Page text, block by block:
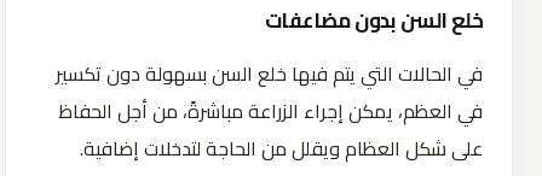
خلع السن بدون مضاعفات
في الحالات التي يتم فيها خلع السن بسهولة دون تكسير
في العظم، يمكن إجراء الزراعة مباشرةً، من أجل الحفاظ
على شكل العظام ويقلل من الحاجة لتدخلات إضافية.